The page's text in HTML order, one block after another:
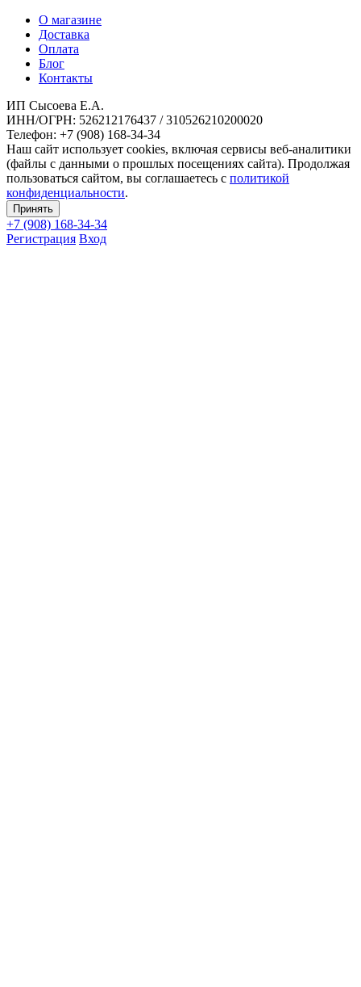
О магазине
Доставка
Оплата
Блог
Контакты
ИП Сысоева Е.А.
ИНН/ОГРН: 526212176437 / 310526210200020
Телефон: +7 (908) 168-34-34
Наш сайт использует cookies, включая сервисы веб-аналитики
(файлы с данными о прошлых посещениях сайта). Продолжая
пользоваться сайтом, вы соглашаетесь с политикой
конфиденциальности.
Принять
+7 (908) 168-34-34
Регистрация Вход